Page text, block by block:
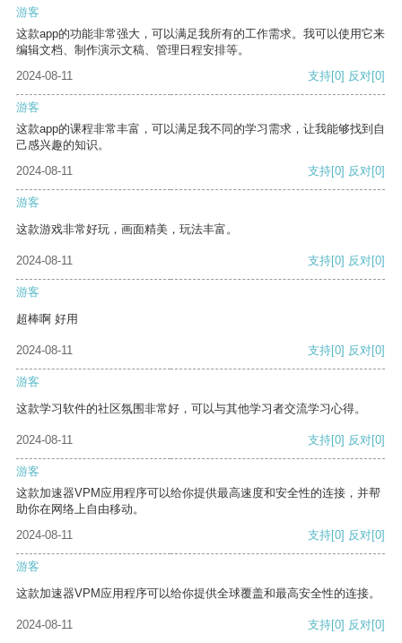
游客
这款app的功能非常强大，可以满足我所有的工作需求。我可以使用它来
编辑文档、制作演示文稿、管理日程安排等。
2024-08-11
支持[0] 反对[0]
游客
这款app的课程非常丰富，可以满足我不同的学习需求，让我能够找到自
己感兴趣的知识。
2024-08-11
支持[0] 反对[0]
游客
这款游戏非常好玩，画面精美，玩法丰富。
2024-08-11 支持[0] 反对[0]
游客
超棒啊 好用
2024-08-11 支持[0] 反对[0]
游客
这款学习软件的社区氛围非常好，可以与其他学习者交流学习心得。
2024-08-11 支持[0] 反对[0]
游客
这款加速器VPM应用程序可以给你提供最高速度和安全性的连接，并帮
助你在网络上自由移动。
2024-08-11
支持[0] 反对[0]
游客
这款加速器VPM应用程序可以给你提供全球覆盖和最高安全性的连接。
2024-08-11 支持[0] 反对[0]